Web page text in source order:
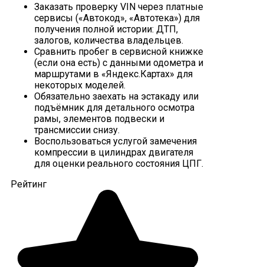
Заказать проверку VIN через платные
сервисы («Автокод», «Автотека») для
получения полной истории: ДТП,
залогов, количества владельцев.
Сравнить пробег в сервисной книжке
(если она есть) с данными одометра и
маршрутами в «Яндекс.Картах» для
некоторых моделей.
Обязательно заехать на эстакаду или
подъёмник для детального осмотра
рамы, элементов подвески и
трансмиссии снизу.
Воспользоваться услугой замечения
компрессии в цилиндрах двигателя
для оценки реального состояния ЦПГ.
Рейтинг